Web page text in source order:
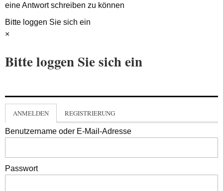
eine Antwort schreiben zu können
Bitte loggen Sie sich ein
×
Bitte loggen Sie sich ein
ANMELDEN REGISTRIERUNG
Benutzername oder E-Mail-Adresse
Passwort